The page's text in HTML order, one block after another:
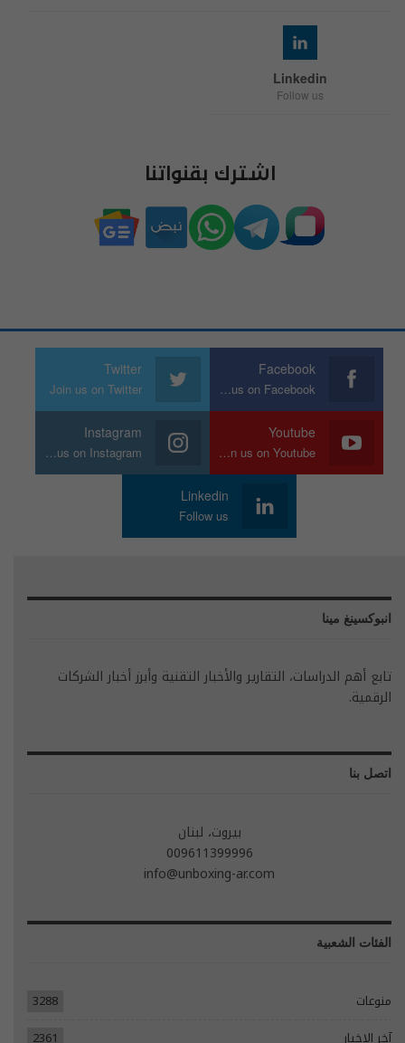
Linkedin
Follow us
اشترك بقنواتنا
Facebook
Join us on Facebook
Twitter
Join us on Twitter
Youtube
Join us on Youtube
Instagram
Join us on Instagram
Linkedin
Follow us
انبوكسينغ مينا
تابع أهم الدراسات، التقارير والأخبار التقنية وأبرز أخبار الشركات
الرقمية.
اتصل بنا
بيروت، لبنان
009611399996
info@unboxing-ar.com
الفئات الشعبية
منوعات
3288
آخر الاخبار
2361